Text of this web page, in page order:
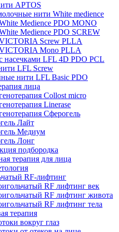
APTOS
нити White medience
Medience PDO MONO
Medience PDO SCREW
Screw PLLA
Mono PLLA
насечками LFL 4D PDO PCL
LFL Screw
нити LFL Basic PDO
лица
Collost micro
Linerase
Сферогель
Лайт
Медиум
Лонг
подбородка
терапия для лица
RF-лифтинг
RF лифтинг век
RF лифтинг живота
RF лифтинг тела
терапия
вокруг глаз